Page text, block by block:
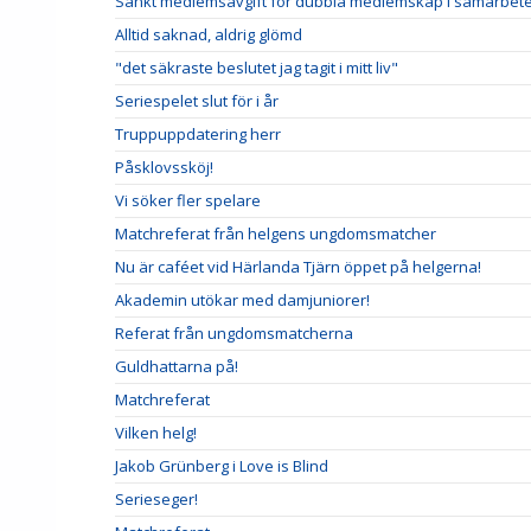
Alltid saknad, aldrig glömd
"det säkraste beslutet jag tagit i mitt liv"
Seriespelet slut för i år
Truppuppdatering herr
Påsklovssköj!
Vi söker fler spelare
Matchreferat från helgens ungdomsmatcher
Nu är caféet vid Härlanda Tjärn öppet på helgerna!
Akademin utökar med damjuniorer!
Referat från ungdomsmatcherna
Guldhattarna på!
Matchreferat
Vilken helg!
Jakob Grünberg i Love is Blind
Serieseger!